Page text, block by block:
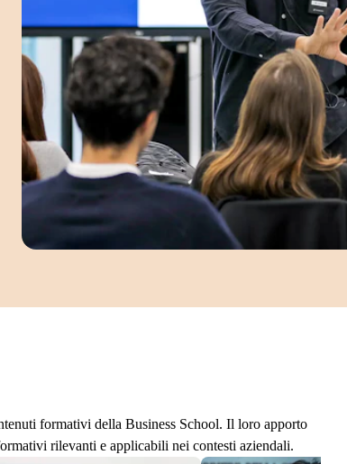
formativi della Business School. Il loro apporto
rilevanti e applicabili nei contesti aziendali.